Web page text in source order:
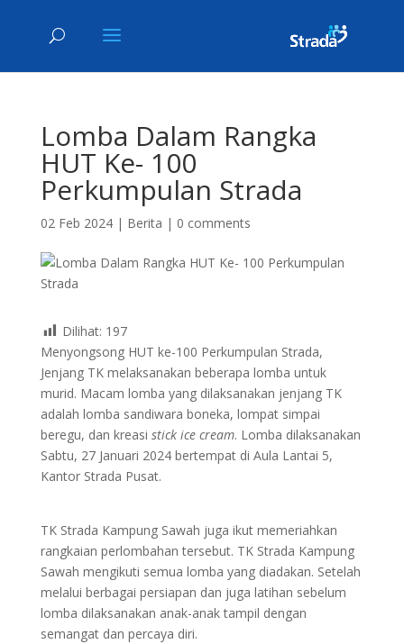
Lomba Dalam Rangka
HUT Ke- 100
Perkumpulan Strada
02 Feb 2024| Berita | 0 comments
Dilihat: 197
Menyongsong HUT ke-100 Perkumpulan Strada,
Jenjang TK melaksanakan beberapa lomba untuk
murid. Macam lomba yang dilaksanakan jenjang TK
adalah lomba sandiwara boneka, lompat simpai
beregu, dan kreasi stick ice cream. Lomba dilaksanakan
Sabtu, 27 Januari 2024 bertempat di Aula Lantai 5,
Kantor Strada Pusat.
TK Strada Kampung Sawah juga ikut memeriahkan
rangkaian perlombahan tersebut. TK Strada Kampung
Sawah mengikuti semua lomba yang diadakan. Setelah
melalui berbagai persiapan dan juga latihan sebelum
lomba dilaksanakan anak-anak tampil dengan
semangat dan percaya diri.